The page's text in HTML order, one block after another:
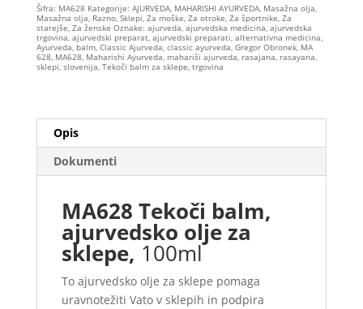
olje
za
sklepe,
100ml
Šifra: MA628 Kategorije: AJURVEDA, MAHARISHI AYURVEDA, Masažna olja
Masažna olja Razno, Sklepi Za moške Za otroke Za športnike Za
starejše Za ženske Oznake: ajurveda ajurvedska medicina ajurvedska
trgovina ajurvedski preparat, ajurvedski preparati alternativna medicina
Ayurveda balm, Classic Ajurveda classic ayurveda Gregor Obronek, MA
628 MA628 Maharishi Ayurveda mahariši ajurveda rasajana rasayana
sklepi slovenija Tekoči balm za sklepe trgovina
Opis
Dokumenti
MA628 Tekoči balm,
ajurvedsko olje za
sklepe, 100ml
To ajurvedsko olje za sklepe pomaga
uravnotežiti Vato v sklepih in podpira